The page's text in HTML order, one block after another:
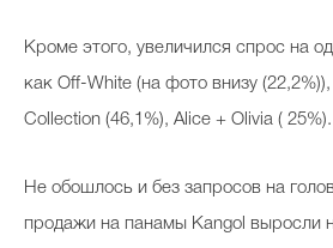
Кроме этого, увеличился спрос на
как Off-White (на фото внизу
Collection (46,1%), Alice + Olivia ( 25%).
Не обошлось и без запросов на
продажи на панамы Kangol выросли